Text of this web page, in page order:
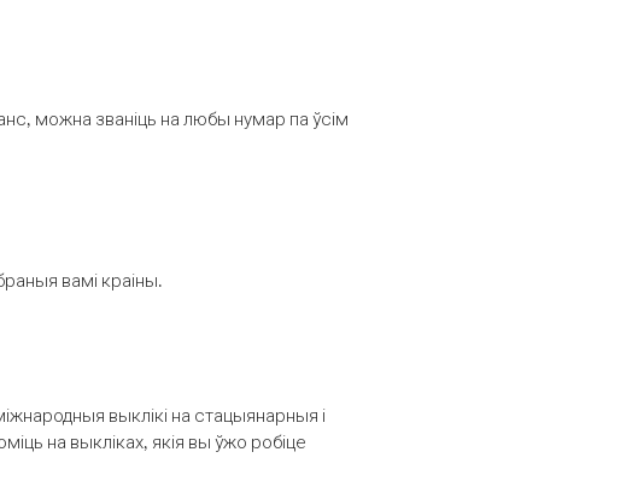
можна званіць на любы нумар па ўсім
вамі краіны.
выклікі на стацыянарныя і
на выкліках, якія вы ўжо робіце